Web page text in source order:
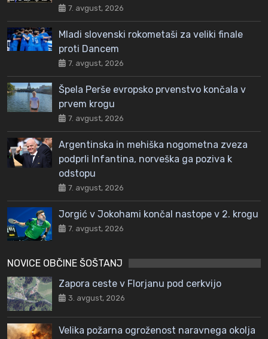
7. avgust, 2026
Mladi slovenski rokometaši za veliki finale
proti Dancem
7. avgust, 2026
Špela Perše evropsko prvenstvo končala v
prvem krogu
7. avgust, 2026
Argentinska in mehiška nogometna zveza
podprli Infantina, norveška ga poziva k
odstopu
7. avgust, 2026
Jorgić v Jokohami končal nastope v 2. krogu
7. avgust, 2026
NOVICE OBČINE ŠOŠTANJ
Zapora ceste v Florjanu pod cerkvijo
3. avgust, 2026
Velika požarna ogroženost naravnega okolja